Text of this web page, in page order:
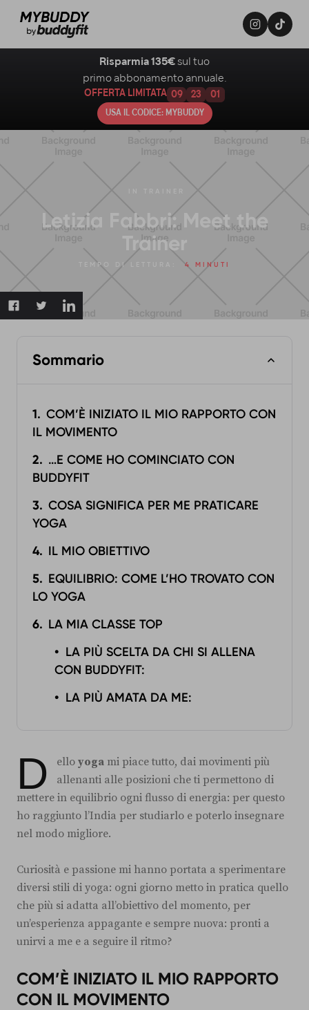
Letizia Fabbri: Meet the
Trainer
TEMPO DI LETTURA: 4 MINUTI
Sommario
COM’È INIZIATO IL MIO RAPPORTO CON
IL MOVIMENTO
…E COME HO COMINCIATO CON
BUDDYFIT
COSA SIGNIFICA PER ME PRATICARE
YOGA
IL MIO OBIETTIVO
EQUILIBRIO: COME L’HO TROVATO CON
LO YOGA
LA MIA CLASSE TOP
LA PIÙ SCELTA DA CHI SI ALLENA
CON BUDDYFIT:
LA PIÙ AMATA DA ME:
D ello yoga mi piace tutto, dai movimenti più
allenanti alle posizioni che ti permettono di
mettere in equilibrio ogni flusso di energia: per questo
ho raggiunto l’India per studiarlo e poterlo insegnare
nel modo migliore.
Curiosità e passione mi hanno portata a sperimentare
diversi stili di yoga: ogni giorno metto in pratica quello
che più si adatta all’obiettivo del momento, per
un’esperienza appagante e sempre nuova: pronti a
unirvi a me e a seguire il ritmo?
COM’È INIZIATO IL MIO RAPPORTO
CON IL MOVIMENTO
Risparmia 135€ sul tuo
primo abbonamento annuale.
OFFERTA LIMITATA 09 23 00
USA IL CODICE: MYBUDDY